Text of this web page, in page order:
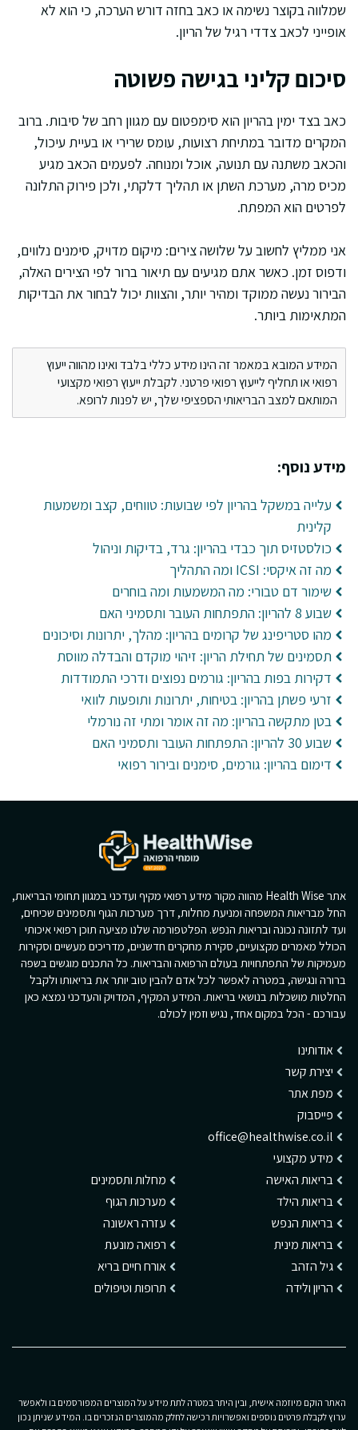
שמלווה בקוצר נשימה או כאב בחזה דורש הערכה, כי הוא לא
אופייני לכאב צדדי רגיל של הריון.
סיכום קליני בגישה פשוטה
כאב בצד ימין בהריון הוא סימפטום עם מגוון רחב של סיבות. ברוב
המקרים מדובר במתיחת רצועות, עומס שרירי או בעיית עיכול,
והכאב משתנה עם תנועה, אוכל ומנוחה. לפעמים הכאב מגיע
מכיס מרה, מערכת השתן או תהליך דלקתי, ולכן פירוק התלונה
לפרטים הוא המפתח.
אני ממליץ לחשוב על שלושה צירים: מיקום מדויק, סימנים נלווים,
ודפוס זמן. כאשר אתם מגיעים עם תיאור ברור לפי הצירים האלה,
הבירור נעשה ממוקד ומהיר יותר, והצוות יכול לבחור את הבדיקות
המתאימות ביותר.
המידע המובא במאמר זה הינו מידע כללי בלבד ואינו מהווה ייעוץ
רפואי או תחליף לייעוץ רפואי פרטני. לקבלת ייעוץ רפואי מקצועי
המותאם למצב הבריאותי הספציפי שלך, יש לפנות לרופא.
מידע נוסף:
עלייה במשקל בהריון לפי שבועות: טווחים, קצב ומשמעות
קלינית
כולסטזיס תוך כבדי בהריון: גרד, בדיקות וניהול
מה זה איקסי: ICSI ומה התהליך
שימור דם טבורי: מה המשמעות ומה בוחרים
שבוע 8 להריון: התפתחות העובר ותסמיני האם
מהו סטריפינג של קרומים בהריון: מהלך, יתרונות וסיכונים
תסמינים של תחילת הריון: זיהוי מוקדם והבדלה מווסת
דקירות בפות בהריון: גורמים נפוצים ודרכי התמודדות
זרעי פשתן בהריון: בטיחות, יתרונות ותופעות לוואי
בטן מתקשה בהריון: מה זה אומר ומתי זה נורמלי
שבוע 30 להריון: התפתחות העובר ותסמיני האם
דימום בהריון: גורמים, סימנים ובירור רפואי
אתר Health Wise מהווה מקור מידע רפואי מקיף ועדכני במגוון תחומי הבריאות,
החל מבריאות המשפחה ומניעת מחלות, דרך מערכות הגוף ותסמינים שכיחים,
ועד לתזונה נכונה ובריאות הנפש. הפלטפורמה שלנו מציעה תוכן רפואי איכותי
הכולל מאמרים מקצועיים, סקירת מחקרים חדשניים, מדריכים מעשיים וסקירות
מעמיקות של התפתחויות בעולם הרפואה והבריאות. כל התכנים מוגשים בשפה
ברורה ונגישה, במטרה לאפשר לכל אדם להבין טוב יותר את בריאותו ולקבל
החלטות מושכלות בנושאי בריאות. המידע המקיף, המדויק והעדכני נמצא כאן
עבורכם - הכל במקום אחד, נגיש וזמין לכולם.
אודותינו
יצירת קשר
מפת אתר
פייסבוק
office@healthwise.co.il
מידע מקצועי
בריאות האישה
בריאות הילד
בריאות הנפש
בריאות מינית
גיל הזהב
הריון ולידה
מחלות ותסמינים
מערכות הגוף
עזרה ראשונה
רפואה מונעת
אורח חיים בריא
תרופות וטיפולים
האתר הוקם מיוזמה אישית, ובין היתר במטרה לתת מידע על המוצרים המפורסמים בו ולאפשר
ערוץ לקבלת פרטים נוספים ואפשרויות רכישה לחלק מהמוצרים הנזכרים בו. המידע שניתן נכון